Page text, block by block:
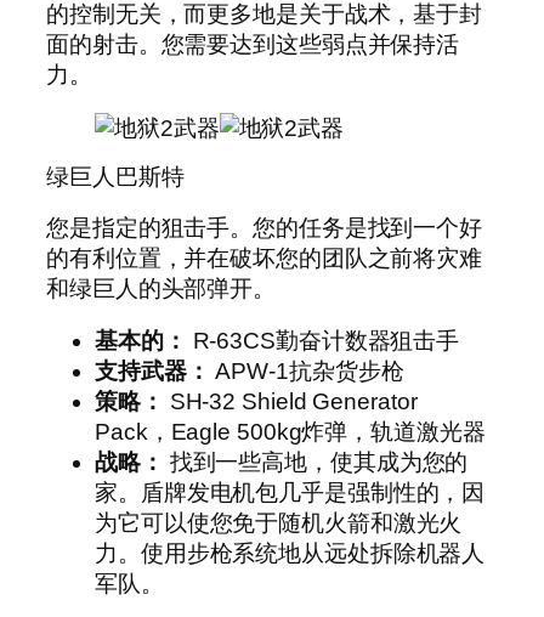
的控制无关，而更多地是关于战术，基于封
面的射击。您需要达到这些弱点并保持活
力。
绿巨人巴斯特
您是指定的狙击手。您的任务是找到一个好
的有利位置，并在破坏您的团队之前将灾难
和绿巨人的头部弹开。
基本的：
R-63CS勤奋计数器狙击手
支持武器： APW-1抗杂货步枪
策略：
SH-32 Shield Generator
Pack，Eagle 500kg炸弹，轨道激光器
战略： 找到一些高地，使其成为您的
家。盾牌发电机包几乎是强制性的，因
为它可以使您免于随机火箭和激光火
力。使用步枪系统地从远处拆除机器人
军队。